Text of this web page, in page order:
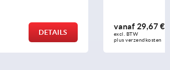
vanaf
excl. BTW
plus verzendkosten
DETAILS